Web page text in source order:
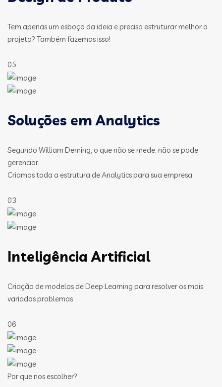
Tem apenas um esboço da ideia e precisa estruturar melhor o
projeto? Também fazemos isso!
05
Soluções em Analytics
Segundo William Deming, o que não se mede, não se pode
gerenciar.
Criamos toda a estrutura de Analytics para sua empresa
03
Inteligência Artificial
Criação de modelos de Deep Learning para resolver os mais
variados problemas
06
Por que nos escolher?